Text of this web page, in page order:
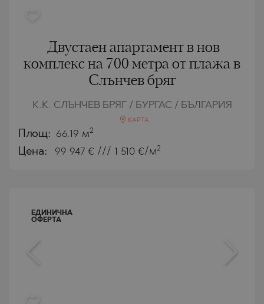
Двустаен апартамент в нов
комплекс на 700 метра от плажа в
Слънчев бряг
К.К. СЛЪНЧЕВ БРЯГ / БУРГАС / БЪЛГАРИЯ
КАРТА
Площ: 66.19 м2
Цена: 99 947 € /// 1 510 €/м2
ЕДИНИЧНА
ОФЕРТА